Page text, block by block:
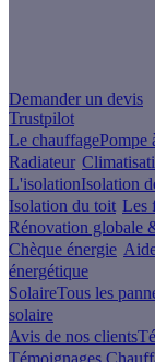
Demander un devis
Trustpilot
Le chauffagePompe
Radiateur
L'isolationIsolation
Isolation du toit Les
Rénovation globale
Chèque énergie
énergétique
SolaireTous les
solaire
Avis de nos clients